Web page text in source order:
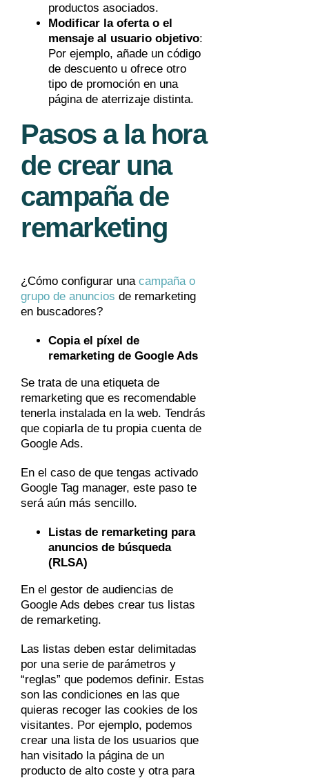
productos asociados.
Modificar la oferta o el
mensaje al usuario objetivo:
Por ejemplo, añade un código
de descuento u ofrece otro
tipo de promoción en una
página de aterrizaje distinta.
Pasos a la hora
de crear una
campaña de
remarketing
¿Cómo configurar una campaña o
grupo de anuncios de remarketing
en buscadores?
Copia el píxel de
remarketing de Google Ads
Se trata de una etiqueta de
remarketing que es recomendable
tenerla instalada en la web. Tendrás
que copiarla de tu propia cuenta de
Google Ads.
En el caso de que tengas activado
Google Tag manager, este paso te
será aún más sencillo.
Listas de remarketing para
anuncios de búsqueda
(RLSA)
En el gestor de audiencias de
Google Ads debes crear tus listas
de remarketing.
Las listas deben estar delimitadas
por una serie de parámetros y
“reglas” que podemos definir. Estas
son las condiciones en las que
quieras recoger las cookies de los
visitantes. Por ejemplo, podemos
crear una lista de los usuarios que
han visitado la página de un
producto de alto coste y otra para